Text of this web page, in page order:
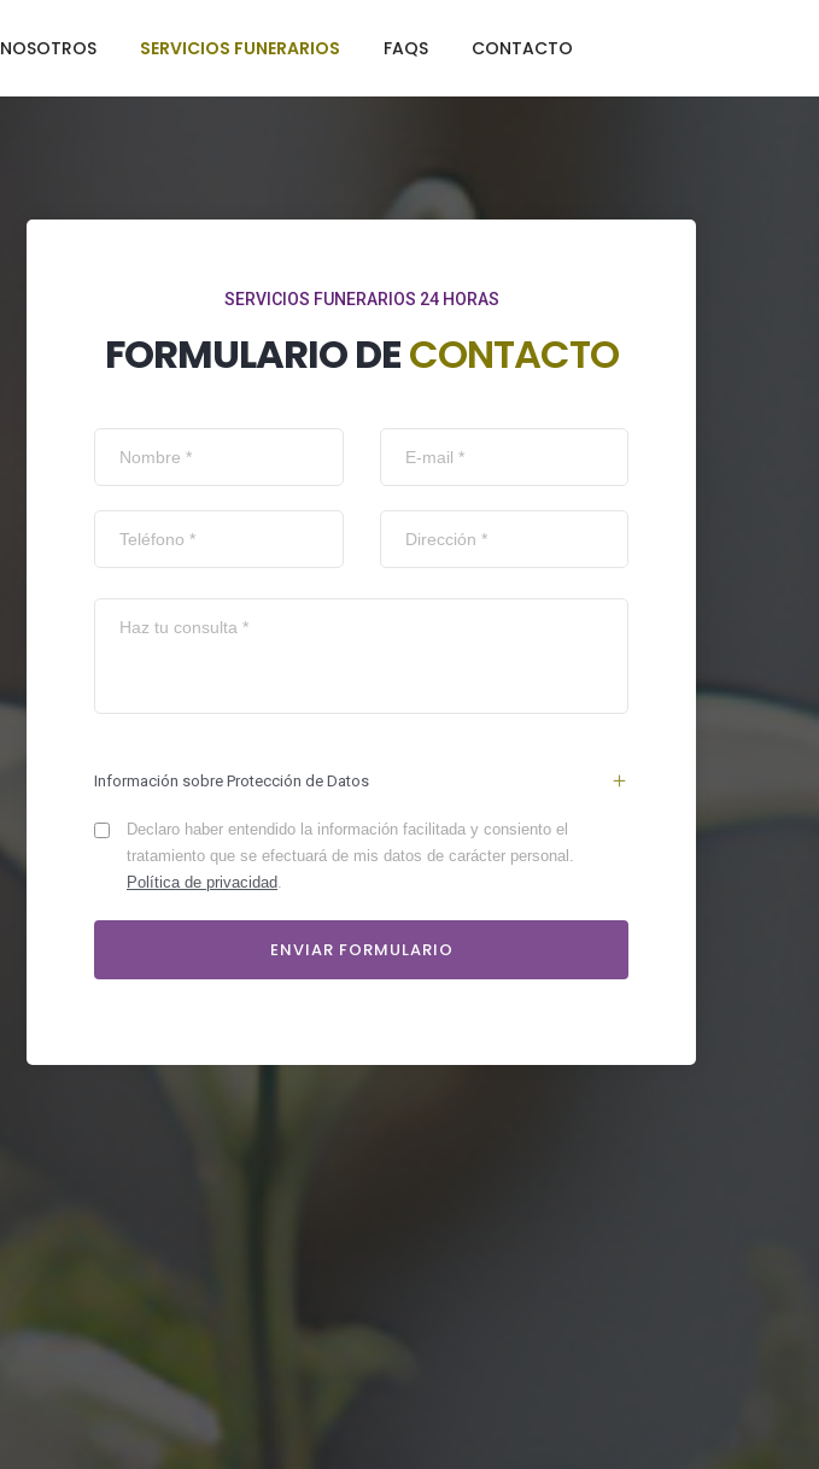
NOSOTROS SERVICIOS FUNERARIOS FAQS CONTACTO
SERVICIOS FUNERARIOS 24 HORAS
FORMULARIO DECONTACTO
Información sobre Protección de Datos
Declaro haber entendido la información facilitada y consiento el
tratamiento que se efectuará de mis datos de carácter personal.
Política de privacidad.